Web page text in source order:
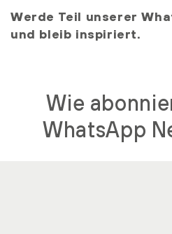
Werde Teil unserer
und bleib inspiriert.
Wie
WhatsApp